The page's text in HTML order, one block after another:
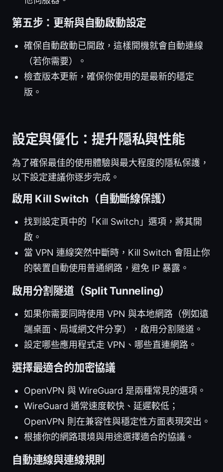
第五步：更新與自動啟動設定
確保自動啟動已開啟，這樣開機就會自動連線
（若你需要）。
檢查版本更新，確保你使用的是最新的穩定
版。
設定與優化：提升隱私與性能
為了確保最佳的使用體驗與最大程度的隱私保護，
以下設定建議你逐步完成。
啟用 Kill Switch（自動斷線保護）
找到設定頁中的「Kill Switch」選項，將其開
啟。
當 VPN 連線突然中斷時，Kill Switch 會阻止你
的裝置自動使用普通網路，避免 IP 暴露。
啟用分割隧道（Split Tunneling）
如果你需要同時使用 VPN 與本地網路（例如遠
端桌面、局域網文件分享），啟用分割隧道。
設定哪些應用程式走 VPN、哪些直連網路。
選擇最適合的加密協議
OpenVPN 與 WireGuard 是兩種常見的選項。
WireGuard 通常速度較快、延遲較低；
OpenVPN 則在兼容性與穩定性方面表現突出。
根據你的網路環境與用途選擇適合的協議。
自動連線與連線規則